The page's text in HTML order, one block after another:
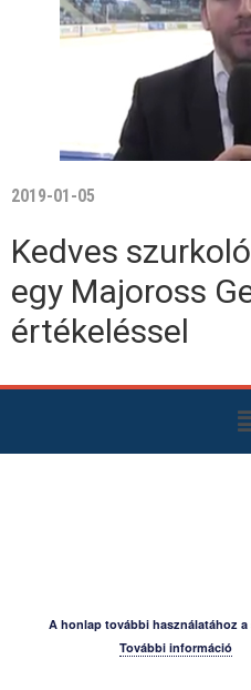
2019-01-05
Kedves
egy Majoross
értékeléssel
A honlap további használatához
További információ